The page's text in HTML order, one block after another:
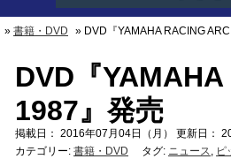
書籍・DVD DVD『YAMAHA RACING
DVD『
1987』発売
掲載日： 2016年07月04日（月） 更新日：
カテゴリー: 書籍・DVD タグ: ニュース, ピ